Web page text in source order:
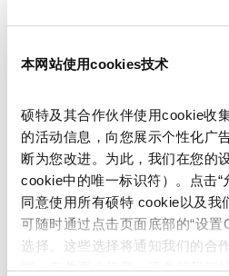
本网站使用cookies技术
硕特及其合作伙伴使用cookie收
的活动信息，向您展示个性化广
断为您改进。为此，我们在您的
cookie中的唯一标识符）。点击“
同意使用所有硕特 cookie以及我
可随时通过点击页面底部的“设置
选择。这些选择将通知我们的合
据。有关更多信息，请参阅我们
电话号码
留言*